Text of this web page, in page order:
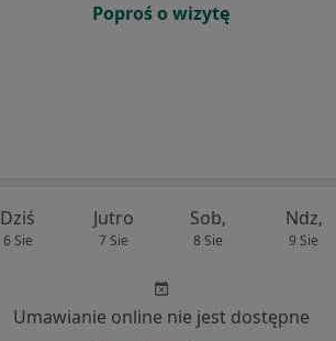
Poproś o wizytę
Dziś
6 Sie
Jutro
7 Sie
Sob,
8 Sie
Ndz,
9 Sie
Umawianie online nie jest dostępne